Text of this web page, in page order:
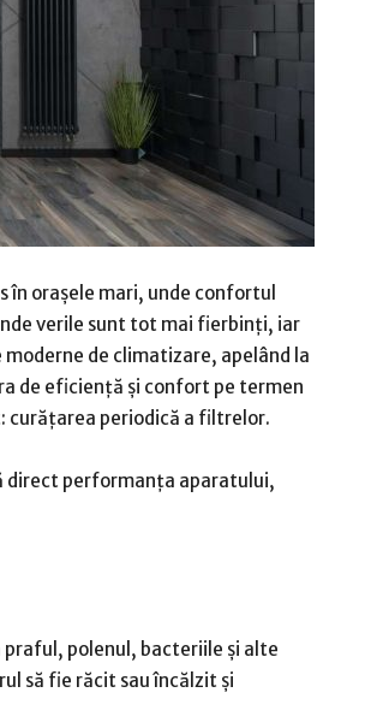
în orașele mari, unde confortul
verile sunt tot mai fierbinți, iar
de climatizare, apelând la
de eficiență și confort pe termen
curățarea periodică a filtrelor.
direct performanța aparatului,
praful, polenul, bacteriile și alte
să fie răcit sau încălzit și